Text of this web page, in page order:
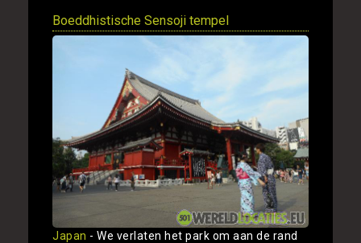
Boeddhistische Sensoji tempel
Japan - We verlaten het park om aan de rand